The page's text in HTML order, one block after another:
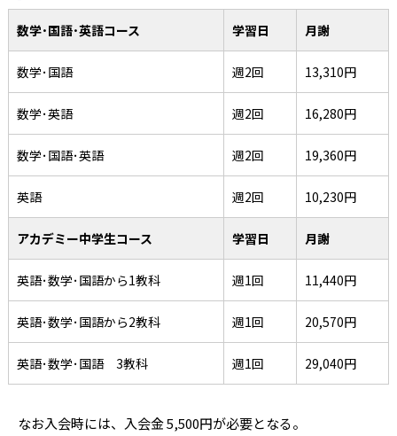
数学･国語･英語コース 学習日 月謝
数学･国語 週2回 13,310円
数学･英語 週2回 16,280円
数学･国語･英語 週2回 19,360円
英語 週2回 10,230円
アカデミー中学生コース 学習日 月謝
英語･数学･国語から1教科 週1回 11,440円
英語･数学･国語から2教科 週1回 20,570円
英語･数学･国語 3教科 週1回 29,040円
なお入会時には、入会金 5,500円が必要となる。